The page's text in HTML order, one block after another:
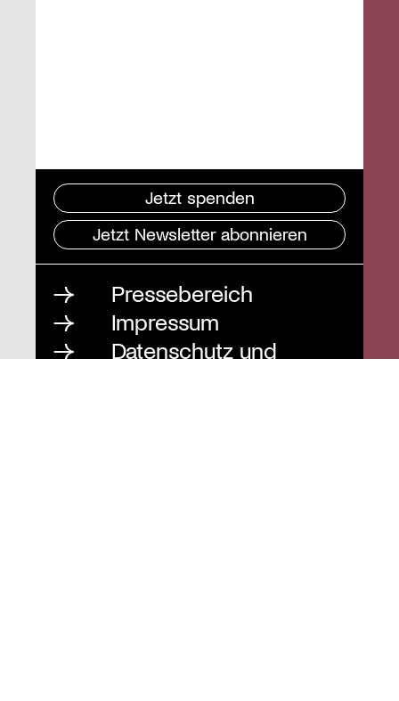
Jetzt spenden
Jetzt Newsletter abonnieren
Pressebereich
Impressum
Datenschutz und